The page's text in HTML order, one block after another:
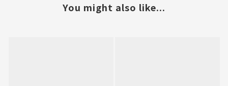
You might also like...